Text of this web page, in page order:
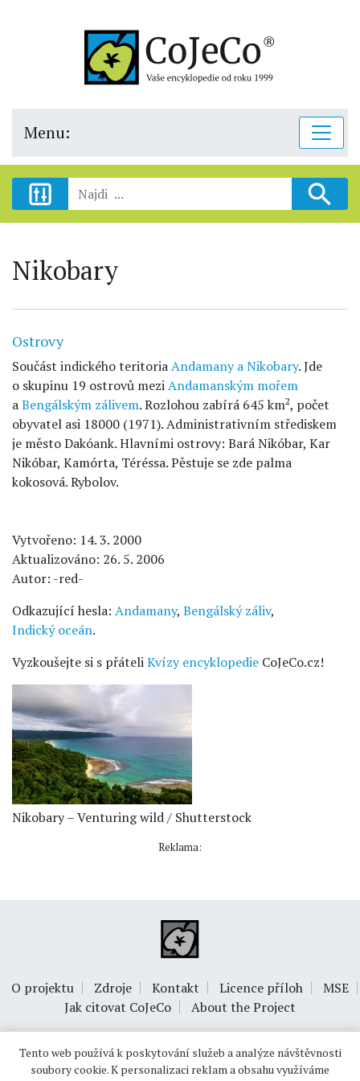
Menu:
Nikobary
Ostrovy
Součást indického teritoriaAndamany a Nikobary. Jde
o skupinu 19 ostrovů meziAndamanským mořem
aBengálským zálivem. Rozlohou zabírá 645 km2, počet
obyvatel asi 18000 (1971). Administrativním střediskem
je město Dakóank. Hlavními ostrovy: Bará Nikóbar, Kar
Nikóbar, Kamórta, Téréssa. Pěstuje se zde palma
kokosová. Rybolov.
Vytvořeno: 14. 3. 2000
Aktualizováno: 26. 5. 2006
Autor: -red-
Odkazující hesla: Andamany, Bengálský záliv,
Indický oceán.
Vyzkoušejte si s přáteliKvízy encyklopedie CoJeCo.cz!
Nikobary – Venturing wild / Shutterstock
Reklama:
O projektu Zdroje Kontakt Licence příloh
MSE
Jak citovat CoJeCo
About the Project
Tento web používá k poskytování služeb a analýze návštěvnosti
soubory cookie. K personalizaci reklam a obsahu využíváme